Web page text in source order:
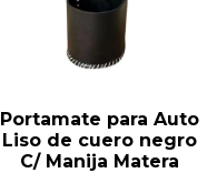
Portamate para Auto
Liso de cuero negro
C/ Manija Matera